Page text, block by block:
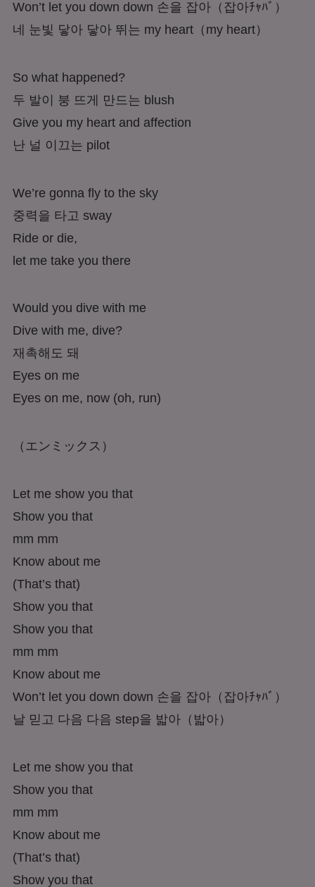
Won’t let you down down 손을 잡아（잡아ﾁｬﾊﾞ）
네 눈빛 닿아 닿아 뛰는 my heart（my heart）
So what happened?
두 발이 붕 뜨게 만드는 blush
Give you my heart and affection
난 널 이끄는 pilot
We’re gonna fly to the sky
중력을 타고 sway
Ride or die,
let me take you there
Would you dive with me
Dive with me, dive?
재촉해도 돼
Eyes on me
Eyes on me, now (oh, run)
（エンミックス）
Let me show you that
Show you that
mm mm
Know about me
(That’s that)
Show you that
Show you that
mm mm
Know about me
Won’t let you down down 손을 잡아（잡아ﾁｬﾊﾞ）
날 믿고 다음 다음 step을 밟아（밟아）
Let me show you that
Show you that
mm mm
Know about me
(That’s that)
Show you that